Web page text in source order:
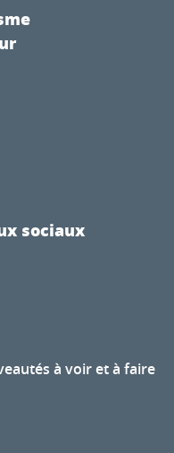
sociaux
à voir et à faire